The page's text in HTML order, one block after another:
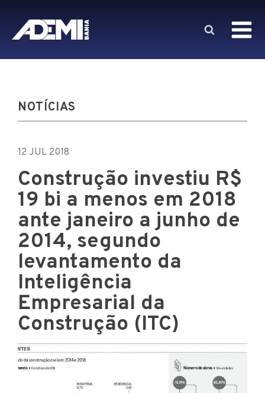
NOTÍCIAS
12 JUL 2018
Construção investiu R$
19 bi a menos em 2018
ante janeiro a junho de
2014, segundo
levantamento da
Inteligência
Empresarial da
Construção (ITC)